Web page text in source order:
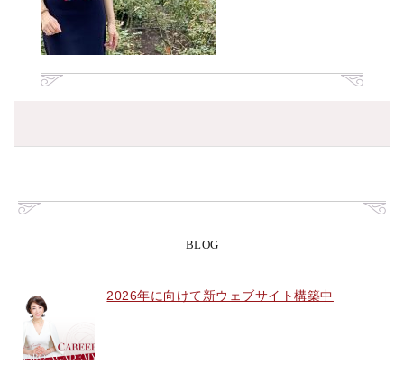
BLOG
2026年に向けて新ウェブサイト構築中